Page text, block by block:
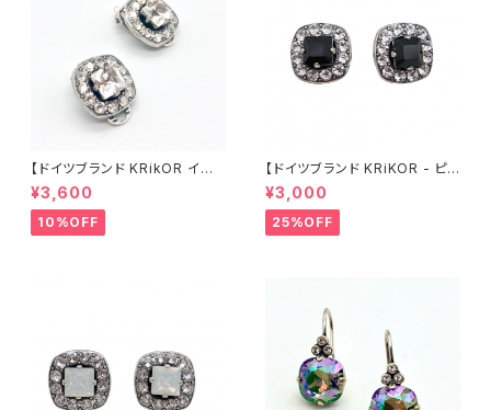
【ドイツブランド KRikOR イヤリ
ング - パヴェ 】クリアカラー 透
明 & グレークリスタル ビジュー
スクエア レトロ オシャレ アンテ
ィーク調 華やか キラキラ 高級
¥3,600
10%OFF
【ドイツブランド KRiKOR - ピア
ス 】ブラック & クリア 透明 クリ
スタル スタッド パヴェ スクエア
ビジュー おしゃれ 華やか 上品
大人 シック シルバー ピアス ギ
¥3,000
25%OFF